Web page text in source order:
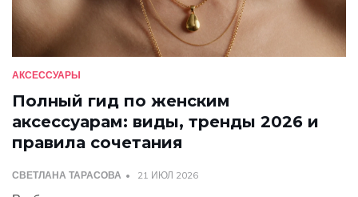
АКСЕССУАРЫ
Полный гид по женским
аксессуарам: виды, тренды 2026 и
правила сочетания
СВЕТЛАНА ТАРАСОВА 21 ИЮЛ 2026